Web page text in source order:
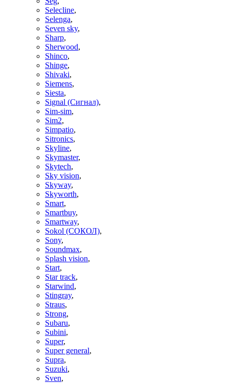
Selecline,
Selenga,
Seven sky,
Sharp,
Sherwood,
Shinco,
Shinge,
Shivaki,
Siemens,
Siesta,
Signal (Сигнал),
Sim-sim,
Sim2,
Simpatio,
Sitronics,
Skyline,
Skymaster,
Skytech,
Sky vision,
Skyway,
Skyworth,
Smart,
Smartbuy,
Smartway,
Sokol (СОКОЛ),
Sony,
Soundmax,
Splash vision,
Start,
Star track,
Starwind,
Stingray,
Straus,
Strong,
Subaru,
Subini,
Super,
Super general,
Supra,
Suzuki,
Sven,